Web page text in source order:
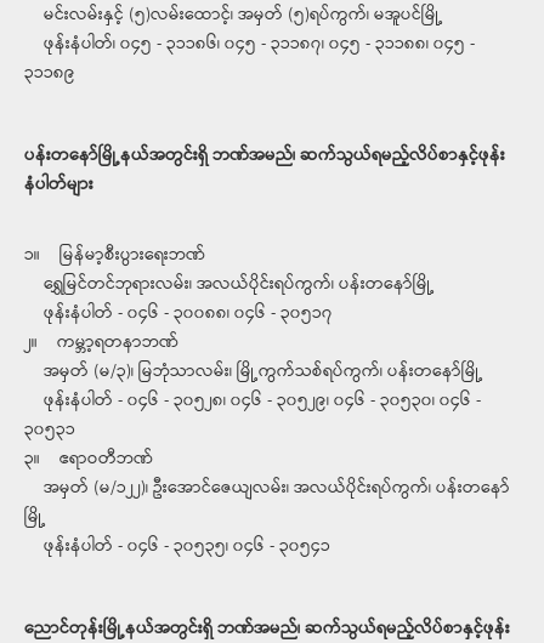
မင်းလမ်းနှင့် (၅)လမ်းထောင့်၊ အမှတ် (၅)ရပ်ကွက်၊ မအူပင်မြို့
ဖုန်းနံပါတ်၊ ၀၄၅ - ၃၁၁၈၆၊ ၀၄၅ - ၃၁၁၈၇၊ ၀၄၅ - ၃၁၁၈၈၊ ၀၄၅ -
၃၁၁၈၉
ပန်းတနော်မြို့နယ်အတွင်းရှိ ဘဏ်အမည်၊ ဆက်သွယ်ရမည့်လိပ်စာနှင့်ဖုန်း
နံပါတ်များ
၁။ မြန်မာ့စီးပွားရေးဘဏ်
ရွှေမြင်တင်ဘုရားလမ်း၊ အလယ်ပိုင်းရပ်ကွက်၊ ပန်းတနော်မြို့
ဖုန်းနံပါတ် - ၀၄၆ - ၃၀၀၈၈၊ ၀၄၆ - ၃၀၅၁၇
၂။ ကမ္ဘာ့ရတနာဘဏ်
အမှတ် (မ/၃)၊ မြဘုံသာလမ်း၊ မြို့ကွက်သစ်ရပ်ကွက်၊ ပန်းတနော်မြို့
ဖုန်းနံပါတ် - ၀၄၆ - ၃၀၅၂၈၊ ၀၄၆ - ၃၀၅၂၉၊ ၀၄၆ - ၃၀၅၃၀၊ ၀၄၆ -
၃၀၅၃၁
၃။ ဧရာဝတီဘဏ်
အမှတ် (မ/၁၂၂)၊ ဦးအောင်ဇေယျလမ်း၊ အလယ်ပိုင်းရပ်ကွက်၊ ပန်းတနော်
မြို့
ဖုန်းနံပါတ် - ၀၄၆ - ၃၀၅၃၅၊ ၀၄၆ - ၃၀၅၄၁
ညောင်တုန်းမြို့နယ်အတွင်းရှိ ဘဏ်အမည်၊ ဆက်သွယ်ရမည့်လိပ်စာနှင့်ဖုန်း